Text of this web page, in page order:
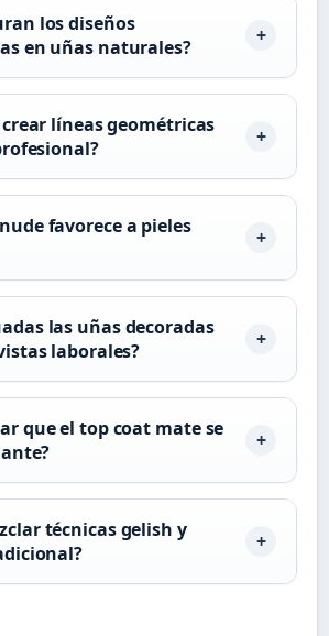
los diseños
en uñas naturales?
crear líneas geométricas
favorece a pieles
las uñas decoradas
laborales?
que el top coat mate se
técnicas gelish y